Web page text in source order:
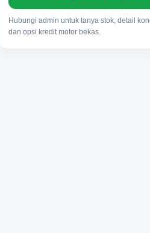
Hubungi admin untuk tanya stok, detail
dan opsi kredit motor bekas.